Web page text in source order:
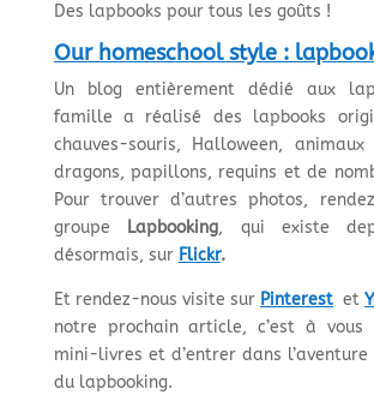
Des lapbooks pour tous les goûts !
Our homeschool style :
Un blog entièrement dédié aux
famille a réalisé des lapbooks
chauves-souris, Halloween, animaux
dragons, papillons, requins et de
Pour trouver d’autres photos,
groupe Lapbooking, qui existe
désormais, sur Flickr.
Et rendez-nous visite sur Pinterest et
notre prochain article, c’est à vous
mini-livres et d’entrer dans l’aventure
du lapbooking.